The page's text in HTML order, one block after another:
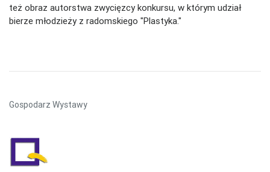
też obraz autorstwa zwycięzcy konkursu, w którym udział
bierze młodzieży z radomskiego "Plastyka."
Gospodarz Wystawy